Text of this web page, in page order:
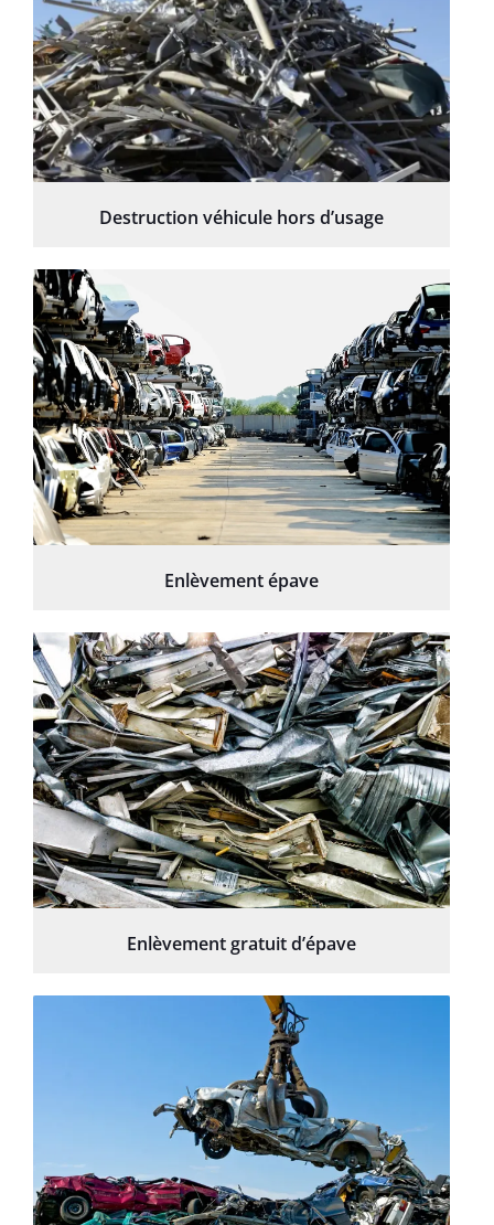
Destruction véhicule hors d’usage
Enlèvement épave
Enlèvement gratuit d’épave